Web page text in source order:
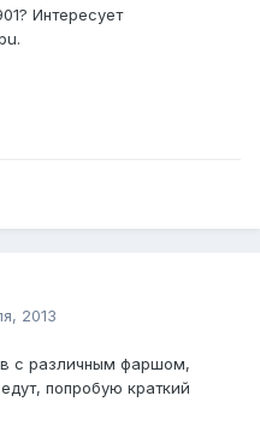
Интересует
2013
с различным фаршом,
попробую краткий